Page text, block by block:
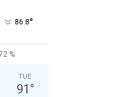
86.8°
%
TUE
91 °